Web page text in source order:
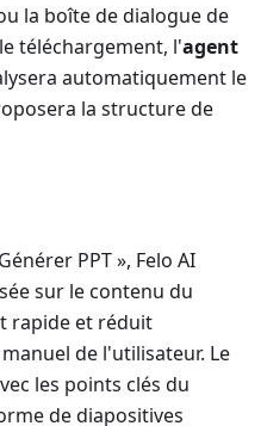
la boîte de dialogue de
téléchargement, l'agent
automatiquement le
la structure de
PPT », Felo AI
sur le contenu du
rapide et réduit
de l'utilisateur. Le
les points clés du
de diapositives